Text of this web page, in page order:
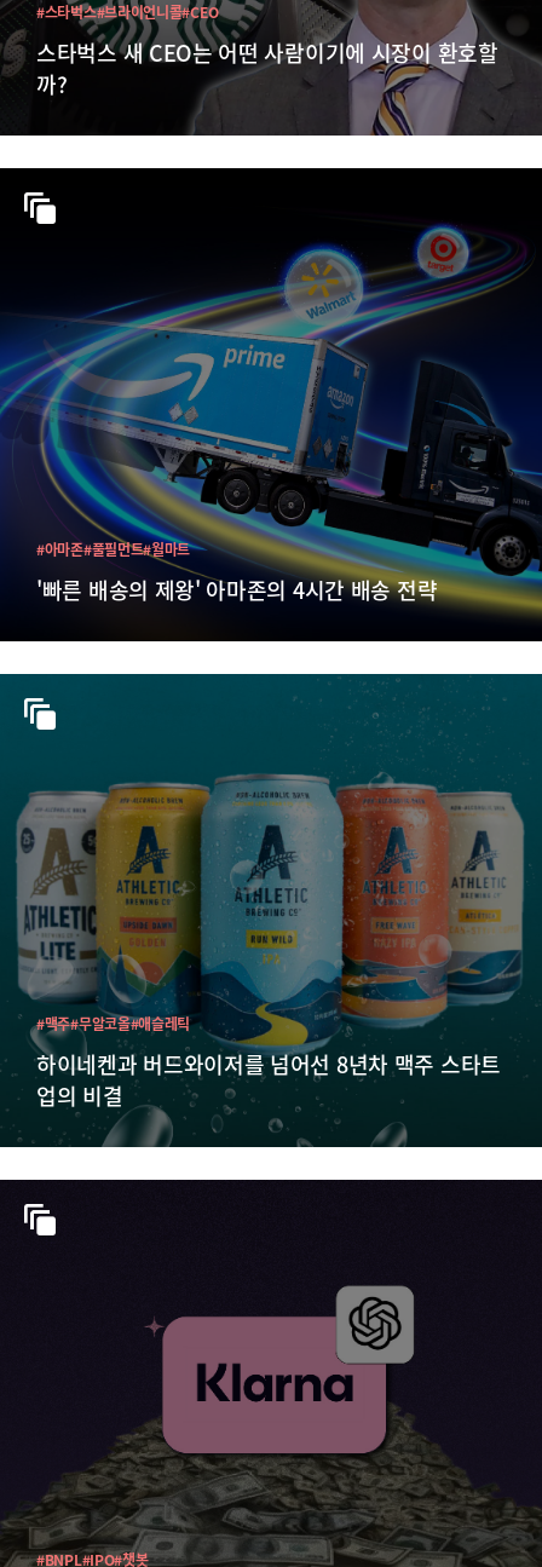
스타벅스 새 CEO는 어떤 사람이기에 시장이 환호할
까?
#스타벅스#브라이언니콜#CEO
'빠른 배송의 제왕' 아마존의 4시간 배송 전략
#아마존#풀필먼트#월마트
하이네켄과 버드와이저를 넘어선 8년차 맥주 스타트
업의 비결
#맥주#무알코올#애슬레틱
#BNPL#IPO#챗봇